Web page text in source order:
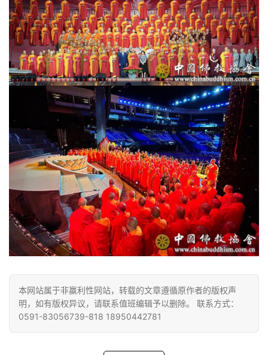
善
佛
教
人
物
寺
院
巡
礼
视
频
录
佛
教
艺
术
登录 注册
本网站属于非赢利性网站，转载的文章遵循原作者的版权声
明，如有版权异议，请联系值班编辑予以删除。 联系方式：
0591-83056739-818 18950442781